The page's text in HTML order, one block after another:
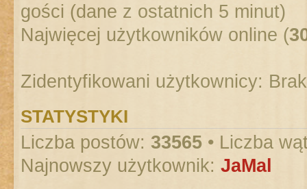
gości (dane z ostatnich 5 minut)
Najwięcej użytkowników online (
Zidentyfikowani użytkownicy:
STATYSTYKI
Liczba postów: 33565 • Liczba
Najnowszy użytkownik: JaMal